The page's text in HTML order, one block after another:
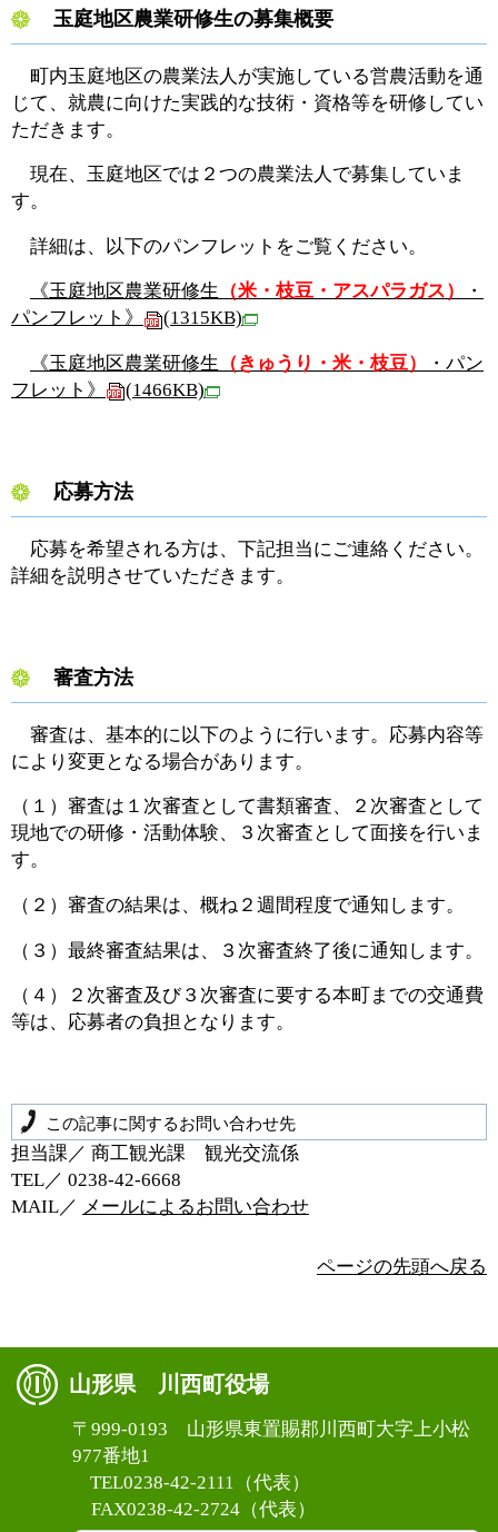
玉庭地区農業研修生の募集概要
町内玉庭地区の農業法人が実施している営農活動を通
じて、就農に向けた実践的な技術・資格等を研修してい
ただきます。
現在、玉庭地区では２つの農業法人で募集していま
す。
詳細は、以下のパンフレットをご覧ください。
《玉庭地区農業研修生 （米・枝豆・アスパラガス）
・
パンフレット》
(1315KB)
《玉庭地区農業研修生 （きゅうり・米・枝豆）
・パン
フレット》
(1466KB)
応募方法
応募を希望される方は、下記担当にご連絡ください。
詳細を説明させていただきます。
審査方法
審査は、基本的に以下のように行います。応募内容等
により変更となる場合があります。
（１）審査は１次審査として書類審査、２次審査として
現地での研修・活動体験、３次審査として面接を行いま
す。
（２）審査の結果は、概ね２週間程度で通知します。
（３）最終審査結果は、３次審査終了後に通知します。
（４）２次審査及び３次審査に要する本町までの交通費
等は、応募者の負担となります。
この記事に関するお問い合わせ先
担当課／ 商工観光課 観光交流係
TEL／ 0238‐42‐6668
MAIL／ メールによるお問い合わせ
ページの先頭へ戻る
山形県 川西町役場
〒999-0193 山形県東置賜郡川西町大字上小松
977番地1
TEL0238-42-2111（代表）
FAX0238-42-2724（代表）